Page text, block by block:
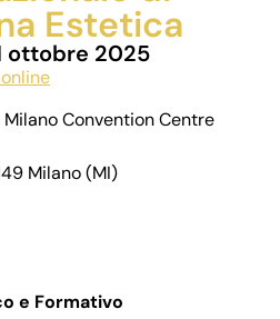
Estetica
ottobre 2025
Convention Centre
Milano (MI)
e Formativo